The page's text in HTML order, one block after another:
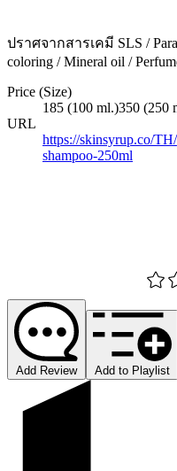
ปราศจากสารเคมี SLS /
coloring / Mineral oil /
Price (Size)
185 (100 ml.)350 (250
URL
https://skinsyrup.co/
shampoo-250ml
Add Review Add to Playlist